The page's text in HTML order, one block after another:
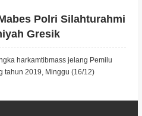
Polri Silahturahmi
Gresik
harkamtibmass jelang Pemilu
tahun 2019, Minggu (16/12)